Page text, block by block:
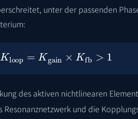
unter der passenden
K loop= Kgain×Kfb >1
des aktiven nichtlinearen
und die